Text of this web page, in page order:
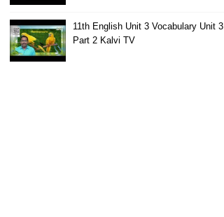
11th English Unit 3 Vocabulary Unit 3
Part 2 Kalvi TV